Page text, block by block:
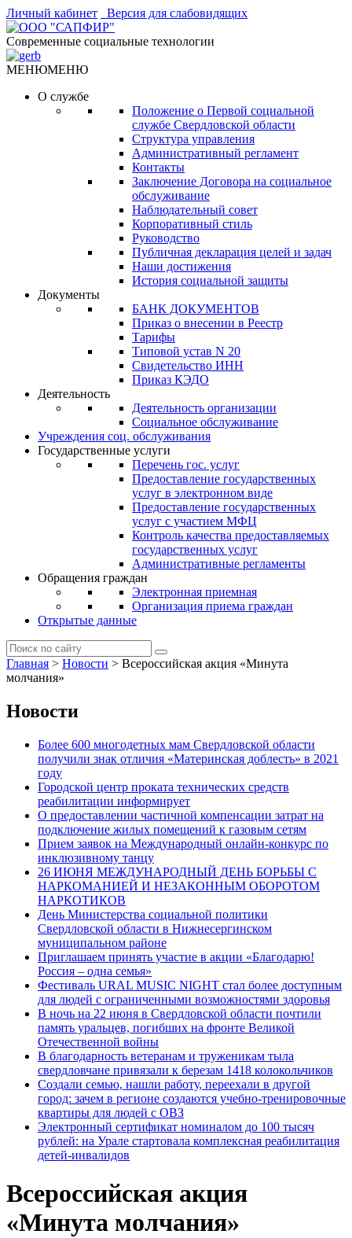
Личный кабинет Версия для слабовидящих
Современные социальные технологии
МЕНЮМЕНЮ
О службе
Положение о Первой социальной
службе Свердловской области
Структура управления
Административный регламент
Контакты
Заключение Договора на социальное
обслуживание
Наблюдательный совет
Корпоративный стиль
Руководство
Публичная декларация целей и задач
Наши достижения
История социальной защиты
Документы
БАНК ДОКУМЕНТОВ
Приказ о внесении в Реестр
Тарифы
Типовой устав N 20
Свидетельство ИНН
Приказ КЭДО
Деятельность
Деятельность организации
Социальное обслуживание
Учреждения соц. обслуживания
Государственные услуги
Перечень гос. услуг
Предоставление государственных
услуг в электронном виде
Предоставление государственных
услуг с участием МФЦ
Контроль качества предоставляемых
государственных услуг
Административные регламенты
Обращения граждан
Электронная приемная
Организация приема граждан
Открытые данные
Главная > Новости > Всероссийская акция «Минута
молчания»
Новости
Более 600 многодетных мам Свердловской области
получили знак отличия «Материнская доблесть» в 2021
году
Городской центр проката технических средств
реабилитации информирует
О предоставлении частичной компенсации затрат на
подключение жилых помещений к газовым сетям
Прием заявок на Международный онлайн-конкурс по
инклюзивному танцу
26 ИЮНЯ МЕЖДУНАРОДНЫЙ ДЕНЬ БОРЬБЫ С
НАРКОМАНИЕЙ И НЕЗАКОННЫМ ОБОРОТОМ
НАРКОТИКОВ
День Министерства социальной политики
Свердловской области в Нижнесергинском
муниципальном районе
Приглашаем принять участие в акции «Благодарю!
Россия – одна семья»
Фестиваль URAL MUSIC NIGHT стал более доступным
для людей с ограниченными возможностями здоровья
В ночь на 22 июня в Свердловской области почтили
память уральцев, погибших на фронте Великой
Отечественной войны
В благодарность ветеранам и труженикам тыла
свердловчане привязали к березам 1418 колокольчиков
Создали семью, нашли работу, переехали в другой
город: зачем в регионе создаются учебно-тренировочные
квартиры для людей с ОВЗ
Электронный сертификат номиналом до 100 тысяч
рублей: на Урале стартовала комплексная реабилитация
детей-инвалидов
Всероссийская акция
«Минута молчания»